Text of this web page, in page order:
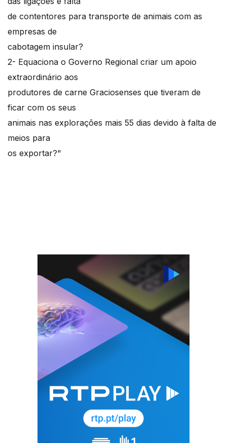
de contentores para transporte de animais com as
empresas de
cabotagem insular?
2- Equaciona o Governo Regional criar um apoio
extraordinário aos
produtores de carne Graciosenses que tiveram de
ficar com os seus
animais nas explorações mais 55 dias devido à falta de
meios para
os exportar?"